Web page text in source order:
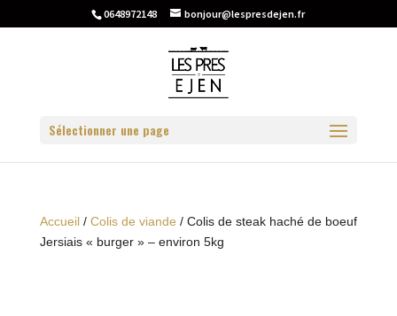
0648972148 bonjour@lespresdejen.fr
Sélectionner une page
Accueil/ Colis de viande / Colis de steak haché de boeuf
Jersiais « burger » – environ 5kg